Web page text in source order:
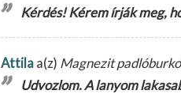
Kérdés! Kérem írják meg,
Attilaa(z) Magnezit
Udvozlom. A lanyom